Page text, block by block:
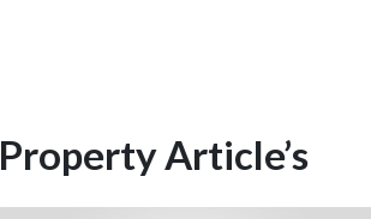
Property Article’s